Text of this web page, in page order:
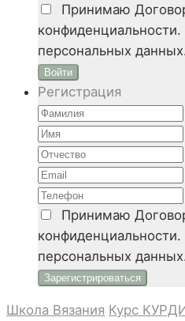
Принимаю
персональных
Войти
Регистрация
Принимаю
персональных
Школа Вязания Курс